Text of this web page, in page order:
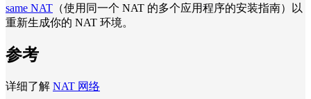
same NAT （使用同一个 NAT 的多个应用程序的安装指南）以
重新生成你的 NAT 环境。
参考
详细了解 NAT 网络